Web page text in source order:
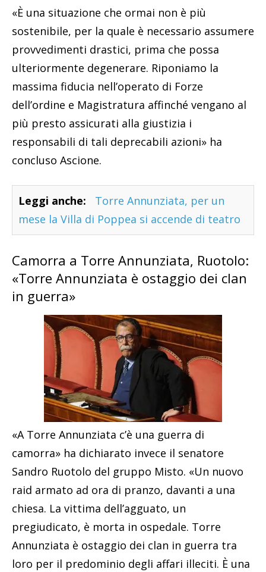
«È una situazione che ormai non è più
sostenibile, per la quale è necessario assumere
provvedimenti drastici, prima che possa
ulteriormente degenerare. Riponiamo la
massima fiducia nell’operato di Forze
dell’ordine e Magistratura affinché vengano al
più presto assicurati alla giustizia i
responsabili di tali deprecabili azioni» ha
concluso Ascione.
Leggi anche:
Torre Annunziata, per un
mese la Villa di Poppea si accende di teatro
Camorra a Torre Annunziata, Ruotolo:
«Torre Annunziata è ostaggio dei clan
in guerra»
«A Torre Annunziata c’è una guerra di
camorra» ha dichiarato invece il senatore
Sandro Ruotolo del gruppo Misto. «Un nuovo
raid armato ad ora di pranzo, davanti a una
chiesa. La vittima dell’agguato, un
pregiudicato, è morta in ospedale. Torre
Annunziata è ostaggio dei clan in guerra tra
loro per il predominio degli affari illeciti. È una